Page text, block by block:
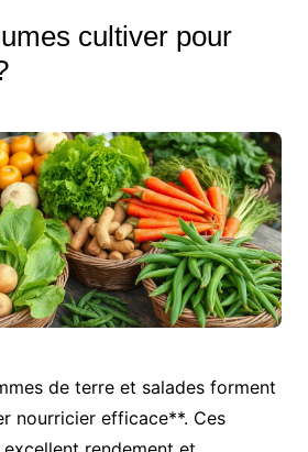
cultiver pour
de terre et salades forment
nourricier efficace**. Ces